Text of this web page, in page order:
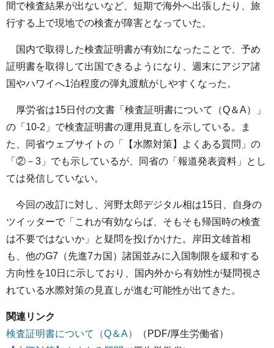
間で検査結果が出ないなど、短期で海外へ出張したり、旅
行する上で現地での検査が障害となっていた。
国内で取得した検査証明書が有効になったことで、予め
証明書を取得して出国できるようになり、週末にアジア諸
国やハワイへ1泊程度の弾丸渡航がしやすくなった。
厚労省は15日付の文書「検査証明書について（Q＆A）」
の「10-2」で検査証明書の運用見直しを示している。ま
た、同省ウェブサイトの「【水際対策】よくある質問」の
「②－3」でも示しているが、同省の「報道発表資料」とし
ては発信していない。
今回の改訂に対し、河野太郎デジタル相は15日、自身の
ツイッターで「これが有効ならば、そもそも帰国時の検査
は不要ではないか」と疑問を投げかけた。岸田文雄首相
も、他のG7（先進7カ国）諸国並みに入国制限を緩和する
方向性を10日に示しており、国内外から有効性が疑問視さ
れている水際対策の見直しが進む可能性が出てきた。
関連リンク
検査証明書について（Q＆A）
（PDF/厚生労働省）